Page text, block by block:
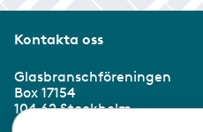
Kontakta oss
Glasbranschföreningen
Box 17154
104 62 Stockholm